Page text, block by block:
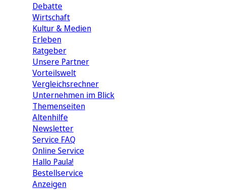
Debatte
Wirtschaft
Kultur & Medien
Erleben
Ratgeber
Unsere Partner
Vorteilswelt
Vergleichsrechner
Unternehmen im Blick
Themenseiten
Altenhilfe
Newsletter
Service FAQ
Online Service
Hallo Paula!
Bestellservice
Anzeigen